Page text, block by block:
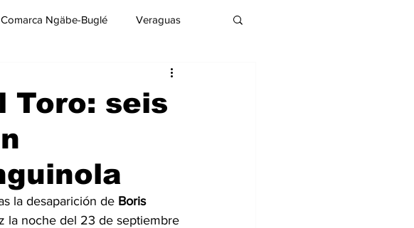
Comarca Ngäbe-Buglé Veraguas
Toro: seis
la desaparición de Boris
la noche del 23 de septiembre